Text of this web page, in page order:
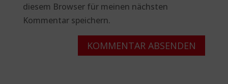
diesem Browser für meinen nächsten
Kommentar speichern.